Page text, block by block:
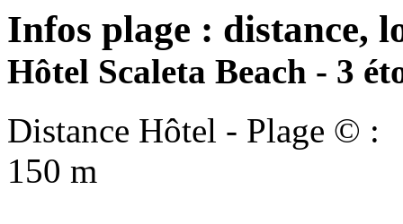
Infos plage : distance,
Hôtel Scaleta Beach - 3
Distance Hôtel - Plage © :
150 m